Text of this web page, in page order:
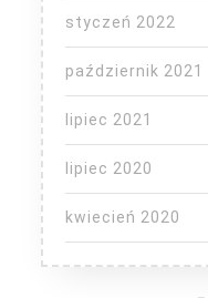
styczeń 2022
październik 2021
lipiec 2021
lipiec 2020
kwiecień 2020